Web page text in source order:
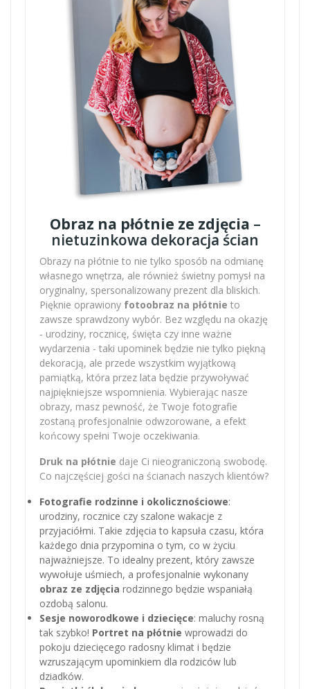
Obraz na płótnie ze zdjęcia –
nietuzinkowa dekoracja ścian
Obrazy na płótnie to nie tylko sposób na odmianę
własnego wnętrza, ale również świetny pomysł na
oryginalny, spersonalizowany prezent dla bliskich.
Pięknie oprawiony fotoobraz na płótnie to
zawsze sprawdzony wybór. Bez względu na okazję
- urodziny, rocznicę, święta czy inne ważne
wydarzenia - taki upominek będzie nie tylko piękną
dekoracją, ale przede wszystkim wyjątkową
pamiątką, która przez lata będzie przywoływać
najpiękniejsze wspomnienia. Wybierając nasze
obrazy, masz pewność, że Twoje fotografie
zostaną profesjonalnie odwzorowane, a efekt
końcowy spełni Twoje oczekiwania.
Druk na płótnie daje Ci nieograniczoną swobodę.
Co najczęściej gości na ścianach naszych klientów?
Fotografie rodzinne i okolicznościowe:
urodziny, rocznice czy szalone wakacje z
przyjaciółmi. Takie zdjęcia to kapsuła czasu, która
każdego dnia przypomina o tym, co w życiu
najważniejsze. To idealny prezent, który zawsze
wywołuje uśmiech, a profesjonalnie wykonany
obraz ze zdjęcia rodzinnego będzie wspaniałą
ozdobą salonu.
Sesje noworodkowe i dziecięce: maluchy rosną
tak szybko! Portret na płótnie wprowadzi do
pokoju dziecięcego radosny klimat i będzie
wzruszającym upominkiem dla rodziców lub
dziadków.